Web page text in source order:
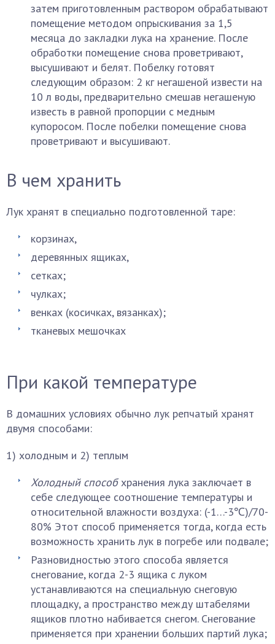
затем приготовленным раствором обрабатывают
помещение методом опрыскивания за 1,5
месяца до закладки лука на хранение. После
обработки помещение снова проветривают,
высушивают и белят. Побелку готовят
следующим образом: 2 кг негашеной извести на
10 л воды, предварительно смешав негашеную
известь в равной пропорции с медным
купоросом. После побелки помещение снова
проветривают и высушивают.
В чем хранить
Лук хранят в специально подготовленной таре:
корзинах,
деревянных ящиках,
сетках;
чулках;
венках (косичках, вязанках);
тканевых мешочках
При какой температуре
В домашних условиях обычно лук репчатый хранят
двумя способами:
1) холодным и 2) теплым
Холодный способхранения лука заключает в
себе следующее соотношение температуры и
относительной влажности воздуха: (-1…-3℃)/70-
80% Этот способ применяется тогда, когда есть
возможность хранить лук в погребе или подвале;
Разновидностью этого способа является
снегование, когда 2-3 ящика с луком
устанавливаются на специальную снеговую
площадку, а пространство между штабелями
ящиков плотно набивается снегом. Снегование
применяется при хранении больших партий лука;